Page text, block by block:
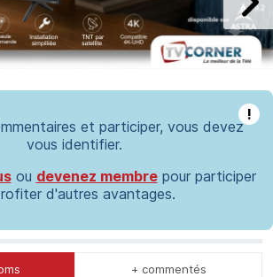
!
et participer, vous devez
vous identifier.
ou devenez membrepour participer
d'autres avantages.
+ commentés